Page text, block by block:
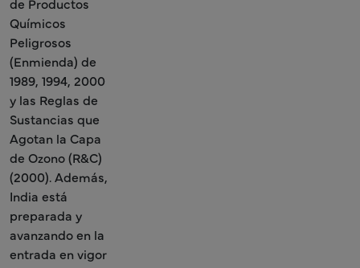
Químicos
Peligrosos
(Enmienda) de
1989, 1994, 2000
y las Reglas de
Sustancias que
Agotan la Capa
de Ozono (R&C)
(2000). Además,
India está
preparada y
avanzando en la
entrada en vigor